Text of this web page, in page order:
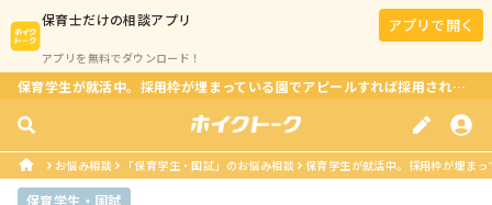
保育士だけの相談アプリ
アプリを無料でダウンロード！
アプリで開く
保育学生が就活中。採用枠が埋まっている園でアピールすれば採用される？
お悩み相談 「保育学生・国試」のお悩み相談 保育学生が就活中。採用枠が埋ま
保育学生・国試